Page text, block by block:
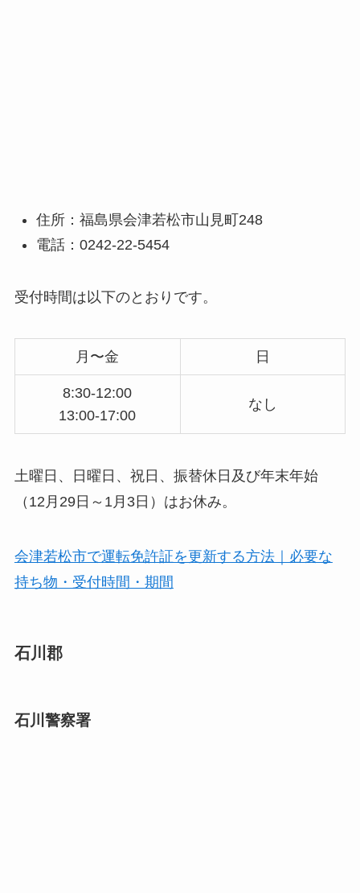
住所：福島県会津若松市山見町248
電話：0242-22-5454
受付時間は以下のとおりです。
月〜金 日
8:30-12:00
13:00-17:00
なし
土曜日、日曜日、祝日、振替休日及び年末年始
（12月29日～1月3日）はお休み。
会津若松市で運転免許証を更新する方法｜必要な
持ち物・受付時間・期間
石川郡
石川警察署